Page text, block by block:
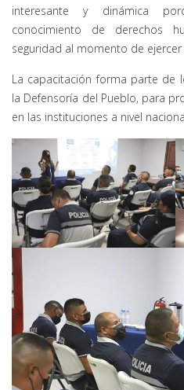
interesante y dinámica
conocimiento de derechos
seguridad al momento de ejercer
La capacitación forma parte de
la Defensoría del Pueblo, para
en las instituciones a nivel